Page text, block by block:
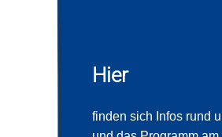
Hier
finden sich Infos rund